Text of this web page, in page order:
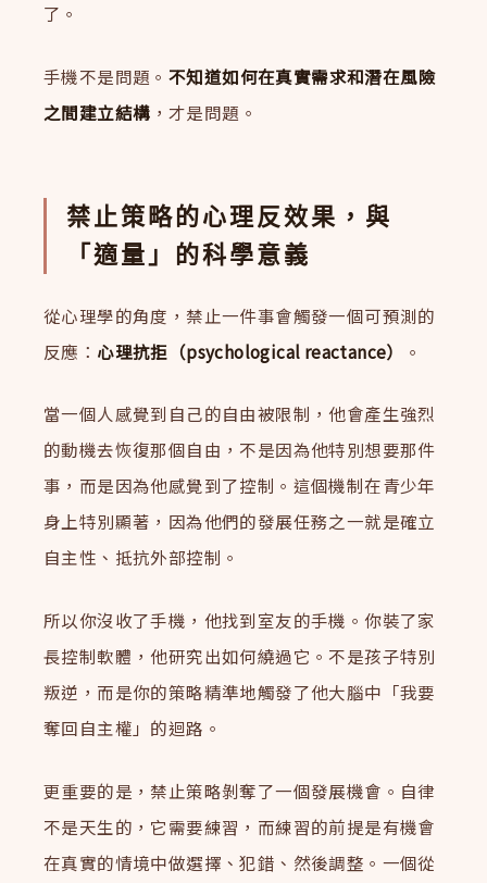
了。
手機不是問題。 不知道如何在真實需求和潛在風險
之間建立結構 ，才是問題。
禁止策略的心理反效果，與
「適量」的科學意義
從心理學的角度，禁止一件事會觸發一個可預測的
反應： 心理抗拒（psychological reactance） 。
當一個人感覺到自己的自由被限制，他會產生強烈
的動機去恢復那個自由，不是因為他特別想要那件
事，而是因為他感覺到了控制。這個機制在青少年
身上特別顯著，因為他們的發展任務之一就是確立
自主性、抵抗外部控制。
所以你沒收了手機，他找到室友的手機。你裝了家
長控制軟體，他研究出如何繞過它。不是孩子特別
叛逆，而是你的策略精準地觸發了他大腦中「我要
奪回自主權」的迴路。
更重要的是，禁止策略剝奪了一個發展機會。自律
不是天生的，它需要練習，而練習的前提是有機會
在真實的情境中做選擇、犯錯、然後調整。一個從